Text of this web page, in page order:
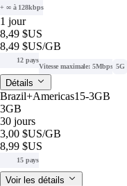
+ ∞ à 128kbps
1 jour
8,49 $US
8,49 $US/GB
12 pays
Vitesse maximale: 5Mbps 5G
Détails
Brazil+Americas15-3GB
3GB
30 jours
3,00 $US/GB
8,99 $US
15 pays
Voir les détails